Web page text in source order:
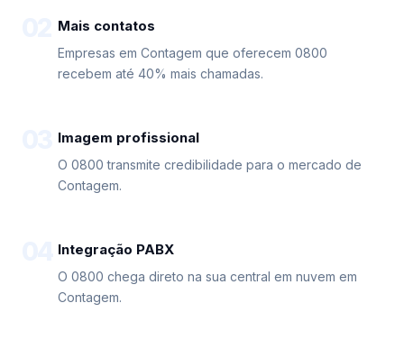
Mais contatos
Empresas em Contagem que oferecem 0800
recebem até 40% mais chamadas.
Imagem profissional
O 0800 transmite credibilidade para o mercado de
Contagem.
Integração PABX
O 0800 chega direto na sua central em nuvem em
Contagem.